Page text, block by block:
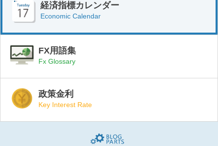
経済指標カレンダー
Economic Calendar
FX用語集
Fx Glossary
政策金利
Key Interest Rate